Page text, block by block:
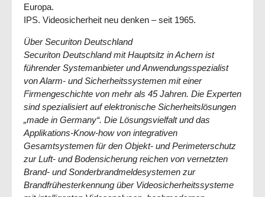
Europa.
IPS. Videosicherheit neu denken – seit 1965.
Über Securiton Deutschland
Securiton Deutschland mit Hauptsitz in Achern ist
führender Systemanbieter und Anwendungsspezialist
von Alarm- und Sicherheitssystemen mit einer
Firmengeschichte von mehr als 45 Jahren. Die Experten
sind spezialisiert auf elektronische Sicherheitslösungen
„made in Germany“. Die Lösungsvielfalt und das
Applikations-Know-how von integrativen
Gesamtsystemen für den Objekt- und Perimeterschutz
zur Luft- und Bodensicherung reichen von vernetzten
Brand- und Sonderbrandmeldesystemen zur
Brandfrühesterkennung über Videosicherheitssysteme